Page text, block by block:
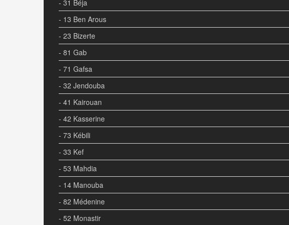
- 31 Béja
- 13 Ben Arous
- 23 Bizerte
- 81 Gab
- 71 Gafsa
- 32 Jendouba
- 41 Kairouan
- 42 Kasserine
- 73 Kébili
- 33 Kef
- 53 Mahdia
- 14 Manouba
- 82 Médenine
- 52 Monastir